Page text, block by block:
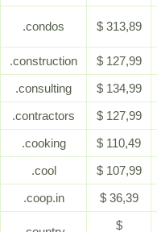
.condos $ 313,89
.construction $ 127,99
.consulting
$ 134,99
.contractors
$ 127,99
.cooking
$ 110,49
.cool
$ 107,99
.coop.in
$ 36,39
$